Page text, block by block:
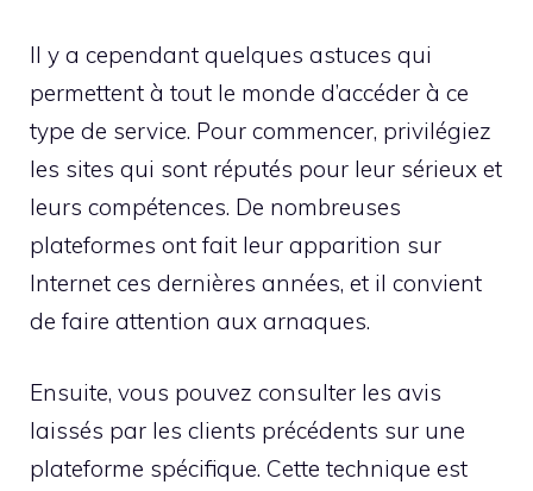
Il y a cependant quelques astuces qui
permettent à tout le monde d’accéder à ce
type de service. Pour commencer, privilégiez
les sites qui sont réputés pour leur sérieux et
leurs compétences. De nombreuses
plateformes ont fait leur apparition sur
Internet ces dernières années, et il convient
de faire attention aux arnaques.
Ensuite, vous pouvez consulter les avis
laissés par les clients précédents sur une
plateforme spécifique. Cette technique est